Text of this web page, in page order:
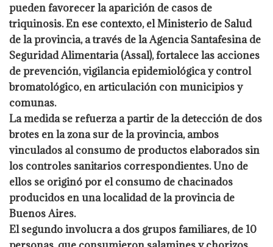
pueden favorecer la aparición de casos de
triquinosis. En ese contexto, el Ministerio de Salud
de la provincia, a través de la Agencia Santafesina de
Seguridad Alimentaria (Assal), fortalece las acciones
de prevención, vigilancia epidemiológica y control
bromatológico, en articulación con municipios y
comunas.
La medida se refuerza a partir de la detección de dos
brotes en la zona sur de la provincia, ambos
vinculados al consumo de productos elaborados sin
los controles sanitarios correspondientes. Uno de
ellos se originó por el consumo de chacinados
producidos en una localidad de la provincia de
Buenos Aires.
El segundo involucra a dos grupos familiares, de 10